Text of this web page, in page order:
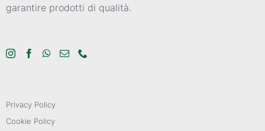
garantire prodotti di qualità.
Privacy Policy
Cookie Policy